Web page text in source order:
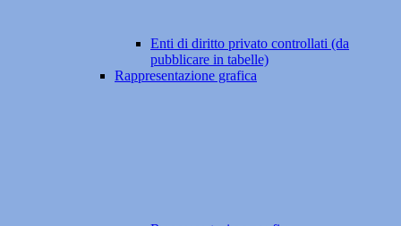
Enti di diritto privato controllati (da
pubblicare in tabelle)
Rappresentazione grafica